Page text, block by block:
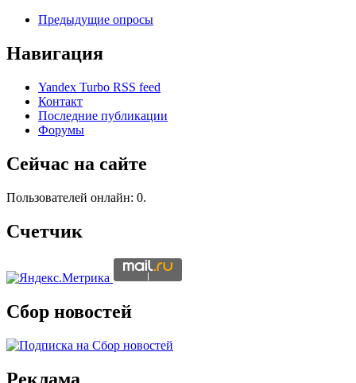
Предыдущие опросы
Навигация
Yandex Turbo RSS feed
Контакт
Последние публикации
Форумы
Сейчас на сайте
Пользователей онлайн: 0.
Счетчик
Сбор новостей